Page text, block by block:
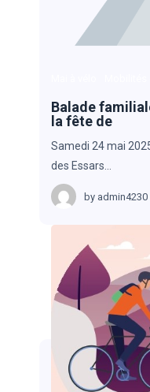
Balade
la fête de
Samedi 24 mai
des Essars…
by admin4230